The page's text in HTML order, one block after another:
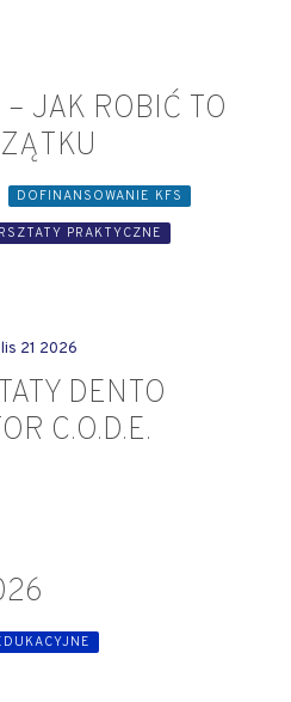
JAK ROBIĆ TO
DOFINANSOWANIE KFS
PRAKTYCZNE
21 2026
DENTO
C.O.D.E.